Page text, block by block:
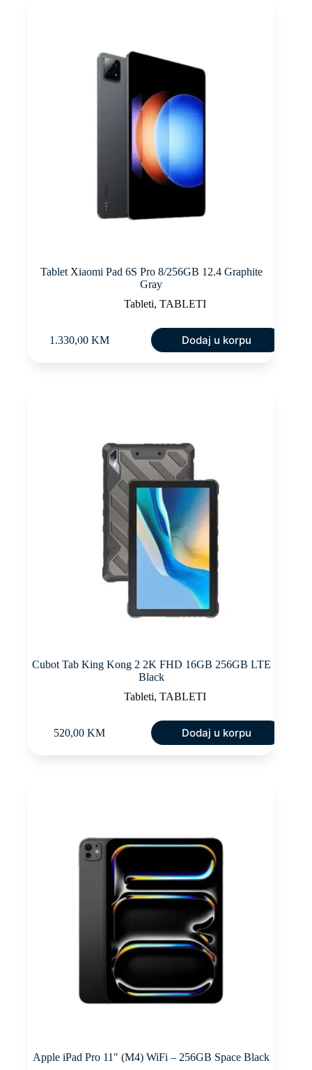
Tablet Xiaomi Pad 6S Pro 8/256GB 12.4 Graphite
Gray
Tableti,TABLETI
1.330,00 KM Dodaj u korpu
Cubot Tab King Kong 2 2K FHD 16GB 256GB LTE
Black
Tableti,TABLETI
520,00 KM Dodaj u korpu
Apple iPad Pro 11″ (M4) WiFi – 256GB Space Black